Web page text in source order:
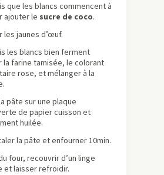
que les blancs commencent à
ajouter le sucre de coco.
les jaunes d’œuf.
les blancs bien ferment
la farine tamisée, le colorant
rose, et mélanger à la
pâte sur une plaque
de papier cuisson et
huilée.
la pâte et enfourner 10min.
four, recouvrir d’un linge
et laisser refroidir.